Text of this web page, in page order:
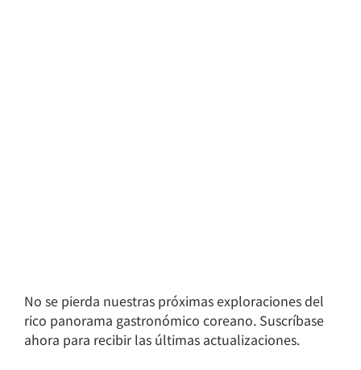
No se pierda nuestras próximas exploraciones del
rico panorama gastronómico coreano. Suscríbase
ahora para recibir las últimas actualizaciones.